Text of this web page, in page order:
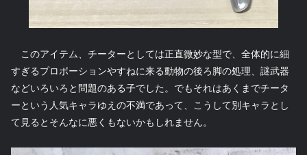
このアイテム、チーターとしては正直微妙な型で、全体的に細
すぎるプロポーションやすねに来る動物の後ろ脚の処理、謎武器
などいろいろと問題のある子でした。でもそれはあくまでチータ
ーという人気キャラゆえの不満であって、こうして別キャラとし
て見るとそんなに悪くもないかもしれません。